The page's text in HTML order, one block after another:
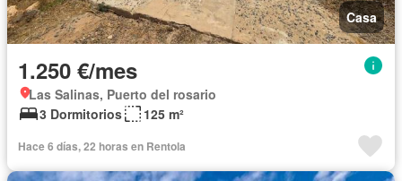
Casa
1.250 €/mes
Las Salinas, Puerto del rosario
3 Dormitorios
125 m²
Hace 6 días, 22 horas en Rentola